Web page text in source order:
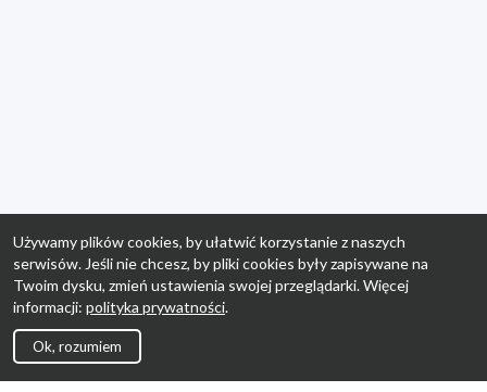
Używamy plików cookies, by ułatwić korzystanie z naszych
serwisów. Jeśli nie chcesz, by pliki cookies były zapisywane na
Twoim dysku, zmień ustawienia swojej przeglądarki. Więcej
informacji: polityka prywatności.
Ok, rozumiem